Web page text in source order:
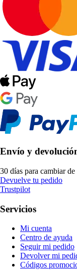
Envío y
30 días para cambiar
Devuelve tu pedido
Trustpilot
Servicios
Mi cuenta
Centro de ayuda
Seguir mi pedido
Devolver mi
Códigos